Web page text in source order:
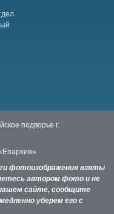
подворье г.
фотоизображения взяты
автором фото и не
сайте, сообщите
уберем его с